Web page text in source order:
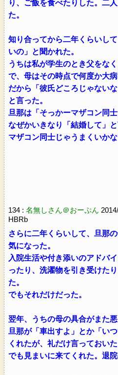
り、ご飯を食べたりした。二
た。
知り合ってから二年くらいし
いの」と聞かれた。
うちは私が学生のとき父をな
で、母はその時点で何度か大病
だから「彼氏どころじゃない
と言った。
旦那は「そっかーマザコン同
なぜかいきなり「結婚して」と
マザコン同士じゃうまくいか
134 : 名無しさん＠おーぷん
HBRb
さらに二年くらいして、旦那
気になった。
入院生活や付き添いのアドバ
ったり、洗濯物を引き受けた
た。
でもそれだけだった。
翌年、うちの母の具合がまた悪
旦那が「車出すよ」とか「い
くれたが、礼だけ言っておいた
でも見まいに来てくれた。退